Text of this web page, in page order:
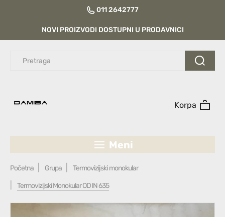
011 2642777
NOVI PROIZVODI DOSTUPNI U PRODAVNICI
Korpa
Meni
Početna Grupa Termovizijski monokular
Termovizijski Monokular ODIN 635